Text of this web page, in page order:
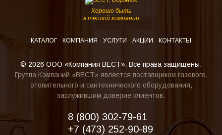
Хорошо быть
в теплой компании
КАТАЛОГ КОМПАНИЯ УСЛУГИ АКЦИИ КОНТАКТЫ
© 2026 ООО «Компания ВЕСТ». Все права защищены.
Группа Компаний «ВЕСТ» является поставщиком газового,
отопительного и сантехнического оборудования,
заслужившим доверие клиентов.
8 (800) 302-79-61
+7 (473) 252-90-89